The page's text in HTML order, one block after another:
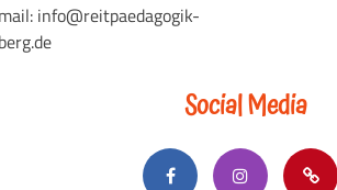
info@reitpaedagogik-
Social Media